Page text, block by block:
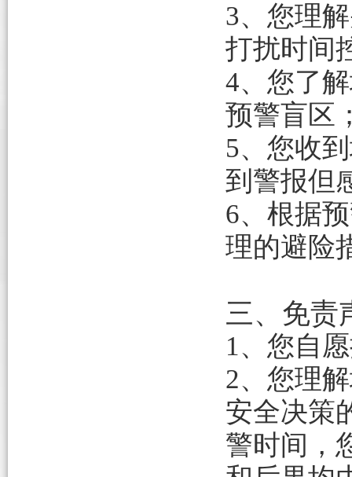
3、您理
打扰时间
4、您了
预警盲区
5、您收
到警报但
6、根据
理的避险
三、免责
1、您自
2、您理
安全决策
警时间，